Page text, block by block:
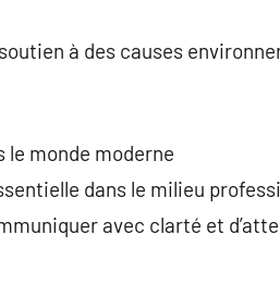
à des causes
le monde moderne
dans le milieu
avec clarté et